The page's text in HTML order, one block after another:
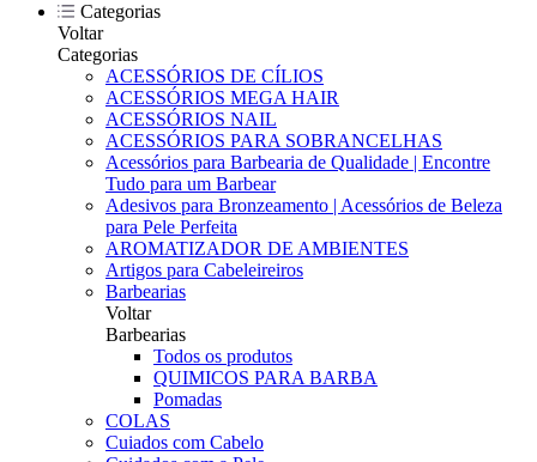
Categorias
Voltar
Categorias
ACESSÓRIOS DE CÍLIOS
ACESSÓRIOS MEGA HAIR
ACESSÓRIOS NAIL
ACESSÓRIOS PARA SOBRANCELHAS
Acessórios para Barbearia de Qualidade | Encontre
Tudo para um Barbear
Adesivos para Bronzeamento | Acessórios de Beleza
para Pele Perfeita
AROMATIZADOR DE AMBIENTES
Artigos para Cabeleireiros
Barbearias
Voltar
Barbearias
Todos os produtos
QUIMICOS PARA BARBA
Pomadas
COLAS
Cuiados com Cabelo